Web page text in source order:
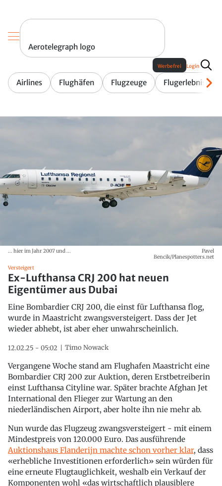
Aerotelegraph logo
Airlines Flughäfen Flugzeuge Flugerlebnis
Werbefrei Login
... hier im Jahr 2007 und ...
Pavel
Bencik/Planespotters.net
Versteigert
Ex-Lufthansa CRJ 200 hat neuen
Eigentümer aus Dubai
Eine Bombardier CRJ 200, die einst für Lufthansa flog,
wurde in Maastricht zwangsversteigert. Dass der Jet
wieder abhebt, ist aber eher unwahrscheinlich.
12.02.25 - 05:02 Timo Nowack
Vergangene Woche stand am Flughafen Maastricht eine
Bombardier CRJ 200 zur Auktion, deren Erstbetreiberin
einst Lufthansa Cityline war. Später brachte Afghan Jet
International den Flieger zur Wartung an den
niederländischen Airport, aber holte ihn nie mehr ab.
Nun wurde das Flugzeug zwangsversteigert - mit einem
Mindestpreis von 120.000 Euro. Das ausführende
Auktionshaus Flanderijn machte schon vorher klar, dass
«erhebliche Investitionen erforderlich» sein würden für
eine erneute Flugtauglichkeit, weshalb ein Verkauf der
Komponenten wohl «das wirtschaftlich plausiblere